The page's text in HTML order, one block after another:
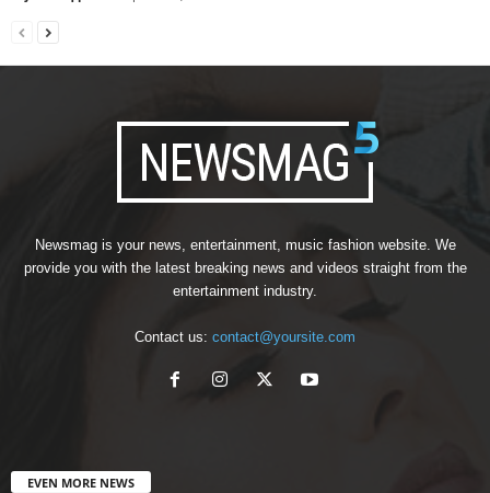
Newsmag is your news, entertainment, music fashion website. We
provide you with the latest breaking news and videos straight from the
entertainment industry.
Contact us: contact@yoursite.com
EVEN MORE NEWS